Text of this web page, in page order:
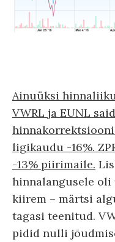
Ainuüksi
VWRL ja EUNL
ligikaudu -16%.
-13% piirimaile.
hinnalangusele oli
kiirem – märtsi
tagasi teenitud.
pidid nulli